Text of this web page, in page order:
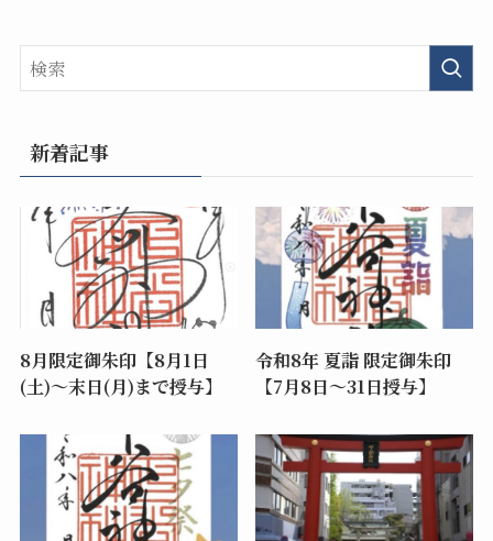
新着記事
8月限定御朱印【8月1日
(土)～末日(月)まで授与】
令和8年 夏詣 限定御朱印
【7月8日〜31日授与】